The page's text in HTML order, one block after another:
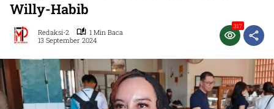
Willy-Habib
Redaksi-2
1 Min Baca
13 September 2024
317